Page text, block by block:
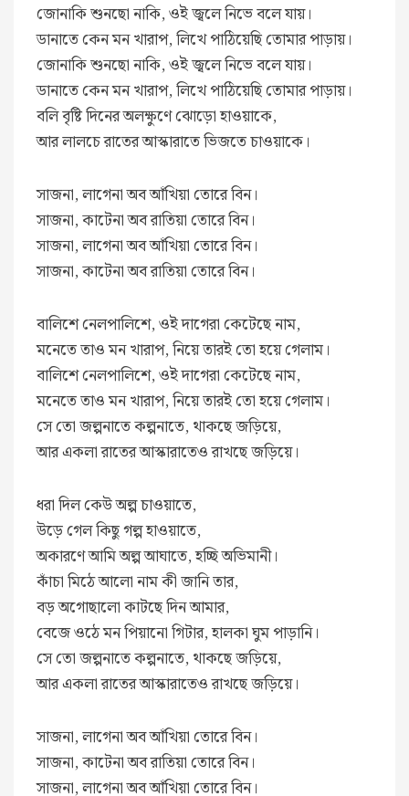
জোনাকি শুনছো নাকি, ওই জ্বলে নিভে বলে যায়।
ডানাতে কেন মন খারাপ, লিখে পাঠিয়েছি তোমার পাড়ায়।
জোনাকি শুনছো নাকি, ওই জ্বলে নিভে বলে যায়।
ডানাতে কেন মন খারাপ, লিখে পাঠিয়েছি তোমার পাড়ায়।
বলি বৃষ্টি দিনের অলক্ষুণে ঝোড়ো হাওয়াকে,
আর লালচে রাতের আস্কারাতে ভিজতে চাওয়াকে।
সাজনা, লাগেনা অব আঁখিয়া তোরে বিন।
সাজনা, কাটেনা অব রাতিয়া তোরে বিন।
সাজনা, লাগেনা অব আঁখিয়া তোরে বিন।
সাজনা, কাটেনা অব রাতিয়া তোরে বিন।
বালিশে নেলপালিশে, ওই দাগেরা কেটেছে নাম,
মনেতে তাও মন খারাপ, নিয়ে তারই তো হয়ে গেলাম।
বালিশে নেলপালিশে, ওই দাগেরা কেটেছে নাম,
মনেতে তাও মন খারাপ, নিয়ে তারই তো হয়ে গেলাম।
সে তো জল্পনাতে কল্পনাতে, থাকছে জড়িয়ে,
আর একলা রাতের আস্কারাতেও রাখছে জড়িয়ে।
ধরা দিল কেউ অল্প চাওয়াতে,
উড়ে গেল কিছু গল্প হাওয়াতে,
অকারণে আমি অল্প আঘাতে, হচ্ছি অভিমানী।
কাঁচা মিঠে আলো নাম কী জানি তার,
বড় অগোছালো কাটছে দিন আমার,
বেজে ওঠে মন পিয়ানো গিটার, হালকা ঘুম পাড়ানি।
সে তো জল্পনাতে কল্পনাতে, থাকছে জড়িয়ে,
আর একলা রাতের আস্কারাতেও রাখছে জড়িয়ে।
সাজনা, লাগেনা অব আঁখিয়া তোরে বিন।
সাজনা, কাটেনা অব রাতিয়া তোরে বিন।
সাজনা, লাগেনা অব আঁখিয়া তোরে বিন।